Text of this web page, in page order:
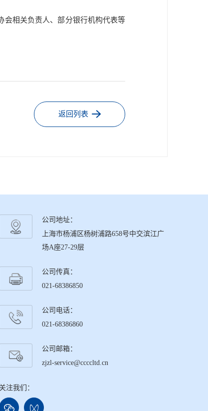
会相关负责人、部分银行机构代表等
返回列表
公司地址：
上海市杨浦区杨树浦路658号中交滨江广
场A座27-29层
公司传真：
021-68386850
公司电话：
021-68386860
公司邮箱：
zjzl-service@ccccltd.cn
关注我们：